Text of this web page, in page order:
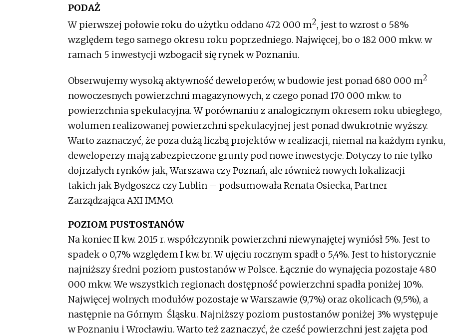
PODAŻ
W pierwszej połowie roku do użytku oddano 472 000 m2, jest to wzrost o 58%
względem tego samego okresu roku poprzedniego. Najwięcej, bo o 182 000 mkw. w
ramach 5 inwestycji wzbogacił się rynek w Poznaniu.
Obserwujemy wysoką aktywność deweloperów, w budowie jest ponad 680 000 m2
nowoczesnych powierzchni magazynowych, z czego ponad 170 000 mkw. to
powierzchnia spekulacyjna. W porównaniu z analogicznym okresem roku ubiegłego,
wolumen realizowanej powierzchni spekulacyjnej jest ponad dwukrotnie wyższy.
Warto zaznaczyć, że poza dużą liczbą projektów w realizacji, niemal na każdym rynku,
deweloperzy mają zabezpieczone grunty pod nowe inwestycje. Dotyczy to nie tylko
dojrzałych rynków jak, Warszawa czy Poznań, ale również nowych lokalizacji
takich jak Bydgoszcz czy Lublin – podsumowała Renata Osiecka, Partner
Zarządzająca AXI IMMO.
POZIOM PUSTOSTANÓW
Na koniec II kw. 2015 r. współczynnik powierzchni niewynajętej wyniósł 5%. Jest to
spadek o 0,7% względem I kw. br. W ujęciu rocznym spadł o 5,4%. Jest to historycznie
najniższy średni poziom pustostanów w Polsce. Łącznie do wynajęcia pozostaje 480
000 mkw. We wszystkich regionach dostępność powierzchni spadła poniżej 10%.
Najwięcej wolnych modułów pozostaje w Warszawie (9,7%) oraz okolicach (9,5%), a
następnie na Górnym Śląsku. Najniższy poziom pustostanów poniżej 3% występuje
w Poznaniu i Wrocławiu. Warto też zaznaczyć, że cześć powierzchni jest zajęta pod